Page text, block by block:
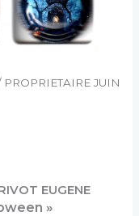
PROPRIETAIRE JUIN
EUGENE
»